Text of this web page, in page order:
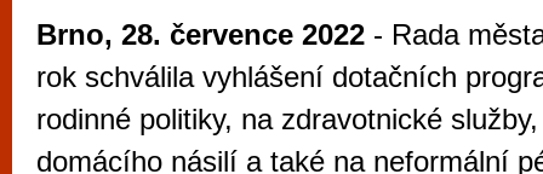
Brno, 28. července 2022 - Rada
rok schválila vyhlášení dotačních
rodinné politiky, na zdravotnické
domácího násilí a také na neformální
Brno je
zajímavé
restaurace,
Mimo jiné je ale také místem, kde si